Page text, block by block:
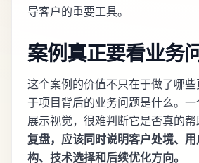
导客户的重要工具。
案例真正要看业务
这个案例的价值不只在于做了哪
于项目背后的业务问题是什么。
展示视觉，很难判断它是否真的帮
复盘，应该同时说明客户处境、
构、技术选择和后续优化方向。